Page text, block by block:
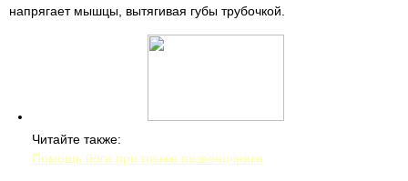
напрягает мышцы, вытягивая губы трубочкой.
Читайте также:
Помощь йоги при грыже позвоночника